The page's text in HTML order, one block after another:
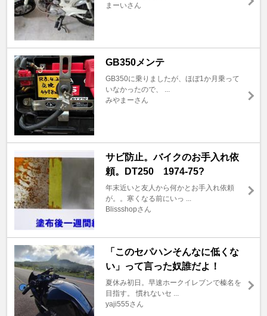
まーいさん
GB350メンテ
GB350に乗りましたが、ほぼ1か月乗って
いなかったので、 ...
みやまーさん
サビ防止。バイクのお手入れ依
頼。DT250 1974-75?
年末近いと友人から何かとお手入れ依頼
が。。寒くなる前にいっ ...
Blissshopさん
「このセパハンそんなに低くな
い」って言った奴誰だよ！
夏休み初日。早速ホークイレブンで榛名を
目指す。 慣れないセ ...
yaji555さん